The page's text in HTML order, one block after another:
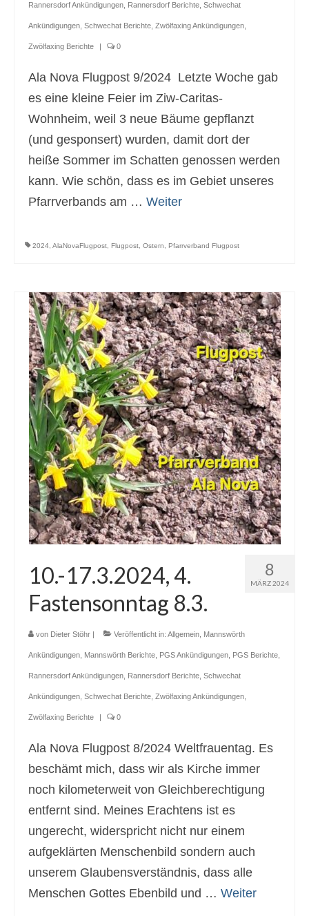
Rannersdorf Ankündigungen Rannersdorf Berichte Schwechat
Ankündigungen Schwechat Berichte Zwölfaxing Ankündigungen
Zwölfaxing Berichte | 0
Ala Nova Flugpost 9/2024 Letzte Woche gab
es eine kleine Feier im Ziw-Caritas-
Wohnheim, weil 3 neue Bäume gepflanzt
(und gesponsert) wurden, damit dort der
heiße Sommer im Schatten genossen werden
kann. Wie schön, dass es im Gebiet unseres
Pfarrverbands am … Weiter
2024 AlaNovaFlugpost Flugpost Ostern Pfarrverband Flugpost
8
MÄRZ 2024
10.-17.3.2024, 4.
Fastensonntag 8.3.
von Dieter Stöhr | Veröffentlicht in: Allgemein Mannswörth
Ankündigungen Mannswörth Berichte PGS Ankündigungen PGS Berichte
Rannersdorf Ankündigungen Rannersdorf Berichte Schwechat
Ankündigungen Schwechat Berichte Zwölfaxing Ankündigungen
Zwölfaxing Berichte | 0
Ala Nova Flugpost 8/2024 Weltfrauentag. Es
beschämt mich, dass wir als Kirche immer
noch kilometerweit von Gleichberechtigung
entfernt sind. Meines Erachtens ist es
ungerecht, widerspricht nicht nur einem
aufgeklärten Menschenbild sondern auch
unserem Glaubensverständnis, dass alle
Menschen Gottes Ebenbild und … Weiter